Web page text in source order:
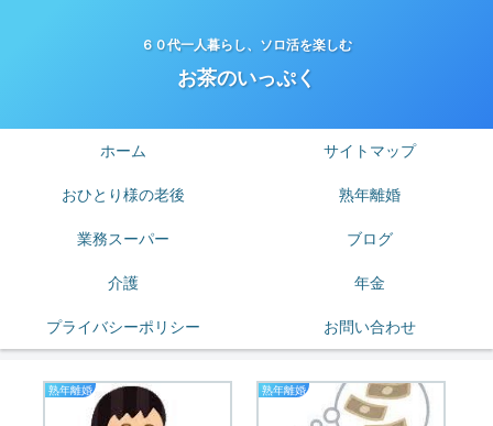
６０代一人暮らし、ソロ活を楽しむ
お茶のいっぷく
ホーム サイトマップ
おひとり様の老後 熟年離婚
業務スーパー ブログ
介護 年金
プライバシーポリシー お問い合わせ
熟年離婚 熟年離婚